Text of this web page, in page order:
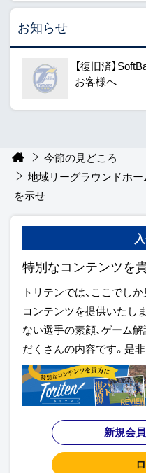
お知らせ
【復旧済】
お客様へ
今節の見どころ
地域リーグラウンドホー
を示せ
特別なコンテンツを
トリテンでは、ここでし
コンテンツを提供いたし
ない選手の素顔、ゲーム
だくさんの内容です。是
新規会